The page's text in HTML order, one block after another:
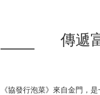
傳遞
《協發行泡菜》來自金門，